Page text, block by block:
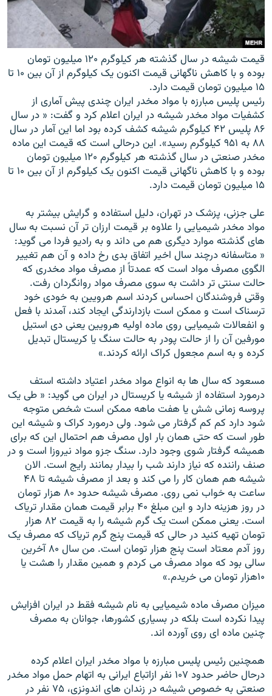
قيمت شیشه در سال گذشته هر کيلوگرم ۱۲۰ ميليون تومان
بوده و با کاهش ناگهانی قيمت اکنون يک کيلوگرم از آن بين ۱۰ تا
۱۵ ميليون تومان قيمت دارد.
رئيس پليس مبارزه با مواد مخدر ايران چندی پيش آماری از
کشفيات مواد مخدر شيشه در ايران اعلام کرد و گفت: « در سال
۸۶ پليس ۴۲ کيلوگرم شيشه کشف کرده بود اما اين آمار در سال
۸۸ به ۹۵۱ کيلوگرم رسيد». اين درحالی است که قيمت اين ماده
مخدر صنعتی در سال گذشته هر کيلوگرم ۱۲۰ ميليون تومان
بوده و با کاهش ناگهانی قيمت اکنون يک کيلوگرم از آن بين ۱۰ تا
۱۵ ميليون تومان قيمت دارد.
علی جزنی، پزشک در تهران، دليل استفاده و گرايش بيشتر به
مواد مخدر شيميايی را علاوه بر قيمت ارزان تر آن نسبت به سال
های گذشته موارد ديگری هم می داند و به راديو فردا می گويد:
« متاسفانه درچند سال اخير اتفاق بدی رخ داده و آن هم تغيير
الگوی مصرف مواد است که عمدتاً از مصرف مواد مخدری که
حالت سنتی تر داشت به سوی مصرف مواد روانگردان رفت.
وقتی فروشندگان احساس کردند اسم هرويين به خودی خود
ترسناک است و ممکن است بازدارندگی ايجاد کند، آمدند با فعل
و انفعالات شيميايی روی ماده اوليه هرويين يعنی دی استيل
مورفين آن را از حالت پودر به حالت سنگ يا کريستال تبديل
کرده و به اسم مجعول کراک ارائه کردند.»
مسعود که سال ها به انواع مواد مخدر اعتياد داشته استف
درمورد استفاده از شيشه يا کريستال در ايران می گويد: « طی يک
پروسه زمانی شش يا هفت ماهه ممکن است شخص متوجه
شود دارد کم کم گرفتار می شود. ولی درمورد کراک و شيشه اين
طور است که حتی همان بار اول مصرف هم احتمال اين که برای
هميشه گرفتار شوی وجود دارد. سنگ جزو مواد نيروزا است و در
صنف راننده که نياز دارند شب را بيدار بمانند رايج است. الان
شيشه هم همان کار را می کند و بعد از مصرف شيشه تا ۴۸
ساعت به خواب نمی روی. مصرف شيشه حدود ۸۰ هزار تومان
در روز هزينه دارد و اين مبلغ ۴۰ برابر قيمت همان مقدار ترياک
است. يعنی ممکن است يک گرم شيشه را به قيمت ۸۲ هزار
تومان تهيه کنيد در حالی که قيمت پنج گرم ترياک که مصرف يک
روز آدم معتاد است پنج هزار تومان است. من سال ۸۰ آخرين
سالی بود که مواد مصرف می کردم و همين مقدار را هشت يا
۱۰هزار تومان می خريدم.»
ميزان مصرف ماده شيميايی به نام شيشه فقط در ايران افزايش
پيدا نکرده است بلکه در بسياری کشورها، جوانان به مصرف
چنين ماده ای روی آورده اند.
همچنين رئيس پليس مبارزه با مواد مخدر ايران اعلام کرده
درحال حاضر حدود ۱۰۷ نفر ازاتباع ايرانی به اتهام حمل مواد مخدر
صنعتی به خصوص شيشه در زندان های اندونزی، ۷۵ نفر در